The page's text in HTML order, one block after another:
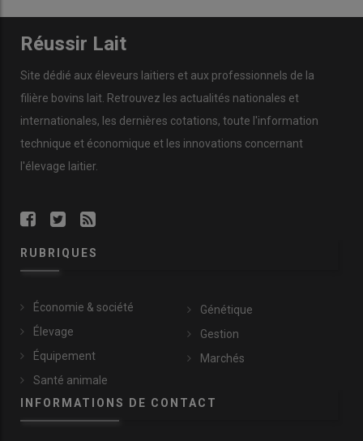
Réussir Lait
Site dédié aux éleveurs laitiers et aux professionnels de la
filière bovins lait. Retrouvez les actualités nationales et
internationales, les dernières cotations, toute l'information
technique et économique et les innovations concernant
l'élevage laitier.
RUBRIQUES
Économie & société
Élevage
Équipement
Santé animale
Génétique
Gestion
Marchés
INFORMATIONS DE CONTACT